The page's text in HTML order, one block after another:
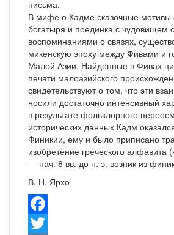
письма.
В мифе о Кадме сказочные мотивы
богатыря и поединка с чудовищем
воспоминаниями о связях,
микенскую эпоху между Фивами и
Малой Азии. Найденные в Фивах
печати малоазийского
свидетельствуют о том, что эти
носили достаточно интенсивный
в результате фольклорного
исторических данных Кадм
Финикии, ему и было приписано
изобретение греческого алфавита
— нач. 8 вв. до н. э. возник из
В. Н. Ярхо
Facebook